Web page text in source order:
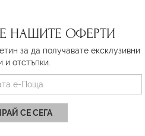
НАШИТЕ ОФЕРТИ
за да получавате ексклузивни
и отстъпки.
СЕ СЕГА